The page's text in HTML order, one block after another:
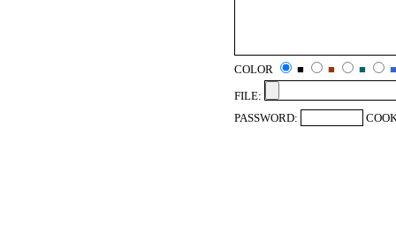
COLOR ■ ■ ■
■
FILE:
PASSWORD: